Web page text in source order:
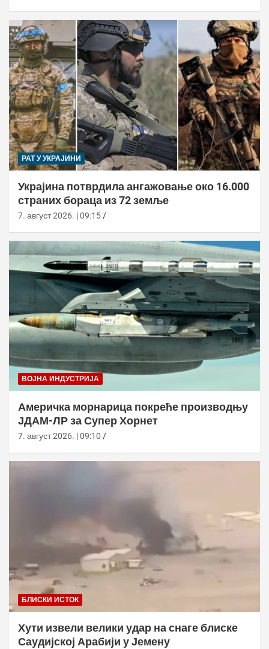
РАТ У УКРАЈИНИ
Украјина потврдила ангажовање око 16.000
страних бораца из 72 земље
7. август 2026. | 09:15
ВОЈНА ИНДУСТРИЈА
Америчка морнарица покреће производњу
ЈДАМ-ЛР за Супер Хорнет
7. август 2026. | 09:10
БЛИСКИ ИСТОК
Хути извели велики удар на снаге блиске
Саудијској Арабији у Јемену